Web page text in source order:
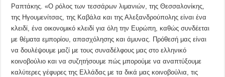
Ραπτάκης. «Ο ρόλος των τεσσάρων λιμανιών, της Θεσσαλονίκης,
της Ηγουμενίτσας, της Καβάλα και της Αλεξανδρούπολης είναι ένα
κλειδί, ένα οικονομικό κλειδί για όλη την Ευρώπη, καθώς συνδέεται
με θέματα εμπορίου, απασχόλησης και άμυνας. Πρόθεσή μας είναι
να δουλέψουμε μαζί με τους συναδέλφους μας στο ελληνικό
κοινοβούλιο και να συζητήσουμε πώς μπορούμε να αναπτύξουμε
καλύτερες γέφυρες της Ελλάδας με τα δικά μας κοινοβούλια, τις